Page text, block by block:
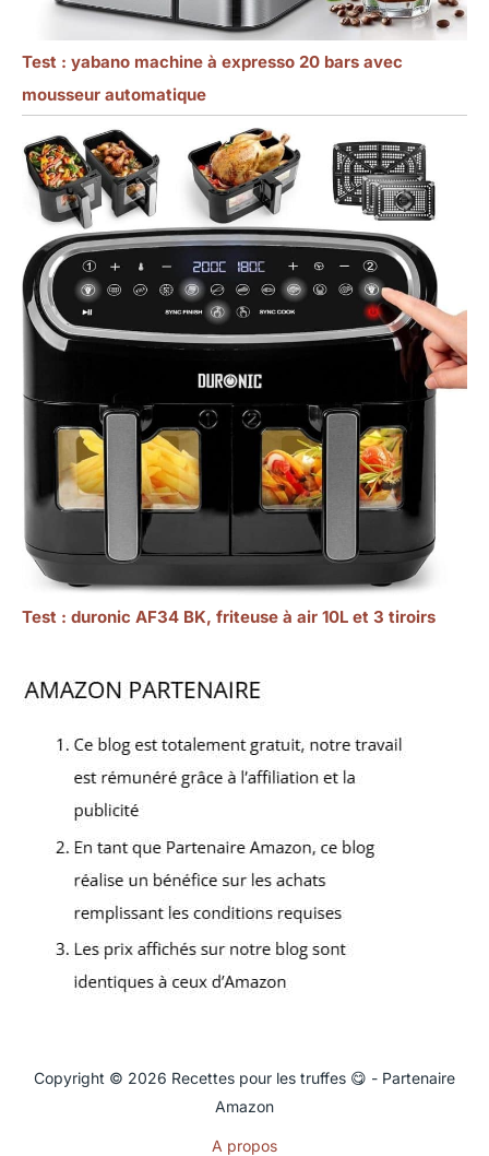
Test : yabano machine à expresso 20 bars avec
mousseur automatique
Test : duronic AF34 BK, friteuse à air 10L et 3 tiroirs
Copyright © 2026 Recettes pour les truffes 😋 - Partenaire
Amazon
A propos